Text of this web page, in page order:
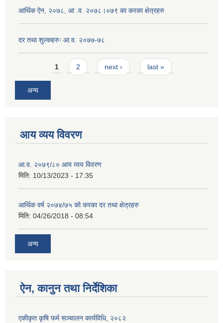
आर्थिक ऐन, २०७८, आ .व. २०७८।०७९ का करका क्षेत्रहरु
दर तथा शुल्कहरुः आ.व. २०७७-७८
Pages1 2 next › last »
अन्य
आय व्यय विवरण
आ.व. २०७९/८० आय व्यय विवरण
मिति: 10/13/2023 - 17:35
आर्थिक वर्ष २०७४/७५ को करका दर तथा क्षेत्रहरु
मिति: 04/26/2018 - 08:54
अन्य
ऐन, कानुन तथा निर्देशिका
एकीकृत कृषि फर्म सञ्चालन कार्यविधि, २०८२